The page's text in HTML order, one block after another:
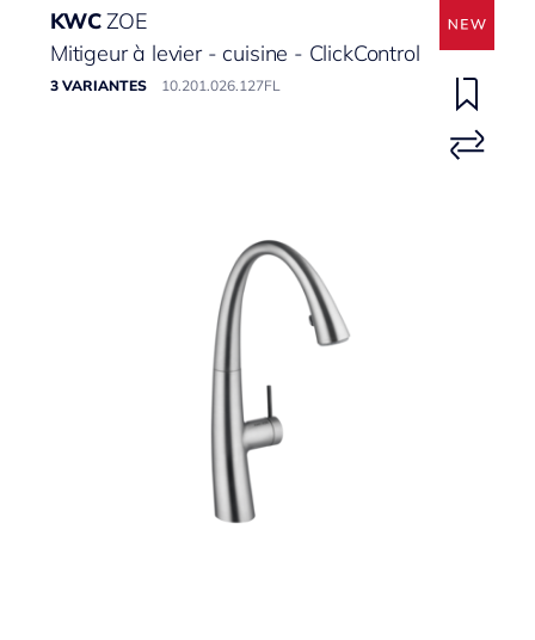
KWCZOE
Mitigeur à levier - cuisine - ClickControl
3 VARIANTES 10.201.026.127FL